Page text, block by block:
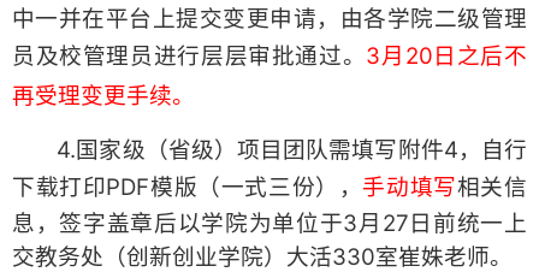
中一并在平台上提交变更申请，由各学院二级管理
员及校管理员进行层层审批通过。 3月20日之后不
再受理变更手续。
4.国家级（省级）项目团队需填写附件4，自行
下载打印PDF模版（一式三份）， 手动填写相关信
息，签字盖章后以学院为单位于3月27日前统一上
交教务处（创新创业学院）大活330室崔姝老师。